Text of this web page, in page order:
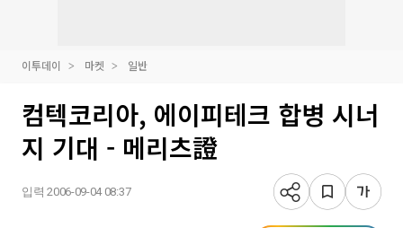
이투데이 마켓 일반
컴텍코리아, 에이피테크 합병 시너
지 기대 - 메리츠證
입력 2006-09-04 08:37